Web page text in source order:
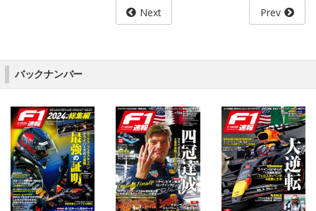
Next Prev
バックナンバー